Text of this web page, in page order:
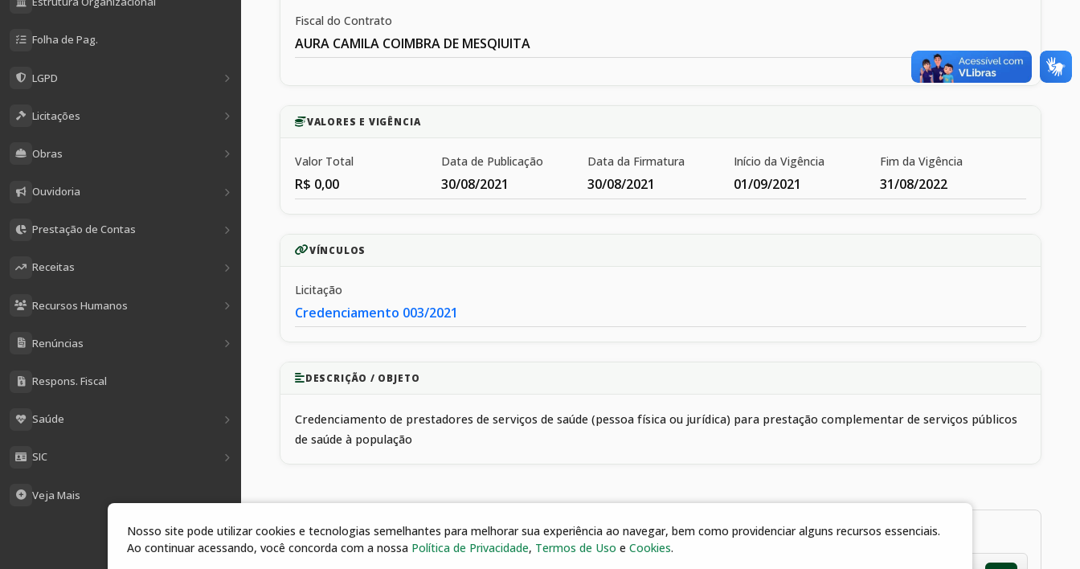
Folha de Pag.
LGPD
Licitações
Obras
Ouvidoria
Prestação de Contas
Receitas
Recursos Humanos
Renúncias
Respons. Fiscal
Saúde
SIC
Veja Mais
Fiscal do Contrato
AURA CAMILA COIMBRA DE MESQIUITA
VALORES E VIGÊNCIA
Valor Total
R$ 0,00
Data de Publicação
30/08/2021
Data da Firmatura
30/08/2021
Início da Vigência
01/09/2021
Fim da Vigência
31/08/2022
VÍNCULOS
Licitação
Credenciamento 003/2021
DESCRIÇÃO / OBJETO
Credenciamento de prestadores de serviços de saúde (pessoa física ou jurídica) para prestação complementar de serviços públicos
de saúde à população
1 arquivos
Nosso site pode utilizar cookies e tecnologias semelhantes para melhorar sua experiência ao navegar, bem como providenciar alguns recursos essenciais.
Ao continuar acessando, você concorda com a nossa Política de Privacidade, Termos de Uso eCookies.